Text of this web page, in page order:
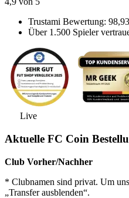
Trustami Bewertung:
Über 1.500 Spieler
Live
Aktuelle FC Coin
Club Vorher/Nachher
* Clubnamen sind privat. Um
„Transfer ausblenden“.